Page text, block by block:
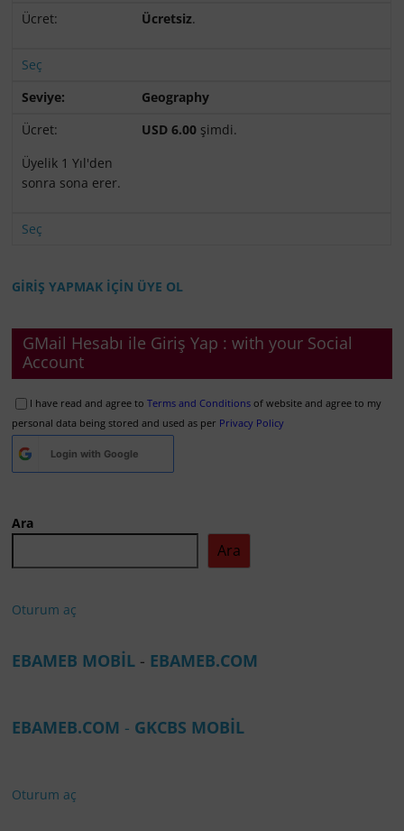
Ücretsiz.
Seç
Geography
USD 6.00 şimdi.
Üyelik 1 Yıl'den
sonra sona erer.
Seç
GİRİŞ YAPMAK İÇİN ÜYE OL
GMail Hesabı ile Giriş Yap : with your Social
Account
I have read and agree toTerms and Conditions of website and agree to my
personal data being stored and used as per Privacy Policy
Login with Google
Ara
Ara
Oturum aç
EBAMEB MOBİL - EBAMEB.COM
EBAMEB.COM - GKCBS MOBİL
Oturum aç